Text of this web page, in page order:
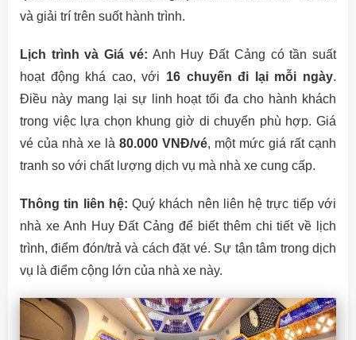
và giải trí trên suốt hành trình.
Lịch trình và Giá vé: Anh Huy Đất Cảng có tần suất
hoạt động khá cao, với 16 chuyến đi lại mỗi ngày.
Điều này mang lại sự linh hoạt tối đa cho hành khách
trong việc lựa chọn khung giờ di chuyển phù hợp. Giá
vé của nhà xe là 80.000 VNĐ/vé, một mức giá rất cạnh
tranh so với chất lượng dịch vụ mà nhà xe cung cấp.
Thông tin liên hệ: Quý khách nên liên hệ trực tiếp với
nhà xe Anh Huy Đất Cảng để biết thêm chi tiết về lịch
trình, điểm đón/trả và cách đặt vé. Sự tận tâm trong dịch
vụ là điểm cộng lớn của nhà xe này.